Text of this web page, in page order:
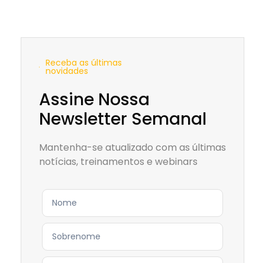
Receba as últimas
novidades
Assine Nossa
Newsletter Semanal
Mantenha-se atualizado com as últimas
notícias, treinamentos e webinars